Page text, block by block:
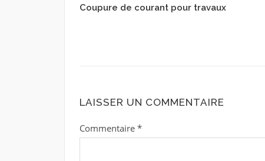
Coupure de courant pour travaux
LAISSER UN COMMENTAIRE
Commentaire *